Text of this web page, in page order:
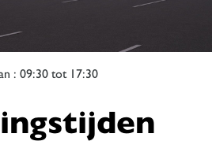
: 09:30 tot 17:30